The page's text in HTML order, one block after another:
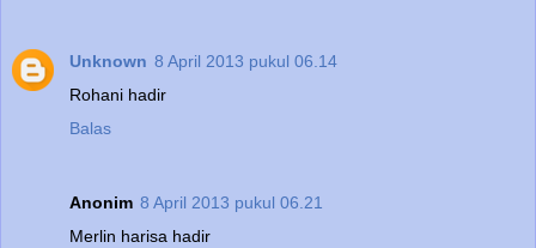
Unknown 8 April 2013 pukul 06.14
Rohani hadir
Balas
Anonim 8 April 2013 pukul 06.21
Merlin harisa hadir